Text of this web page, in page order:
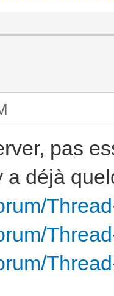
pas
a déjà